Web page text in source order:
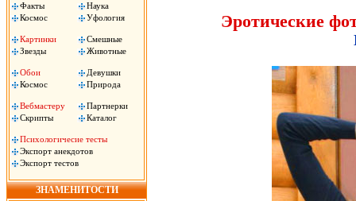
Факты
Наука
Космос
Уфология
Картинки
Смешные
Звезды
Животные
Обои
Девушки
Космос
Природа
Вебмастеру
Партнерки
Скрипты
Каталог
Психологичесие тесты
Экспорт анекдотов
Экспорт тестов
ЗНАМЕНИТОСТИ
Эротические